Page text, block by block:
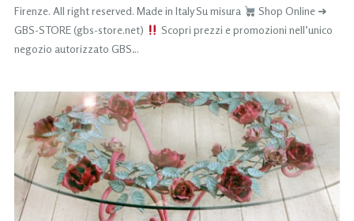
Firenze. All right reserved. Made in Italy Su misura
Shop Online ➜
GBS-STORE (gbs-store.net)
Scopri prezzi e promozioni nell’unico
negozio autorizzato GBS…